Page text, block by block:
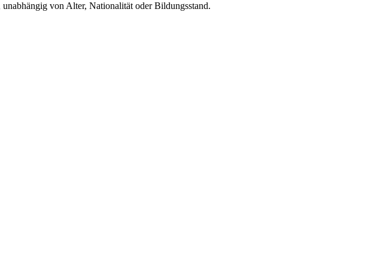
von Alter, Nationalität oder Bildungsstand.